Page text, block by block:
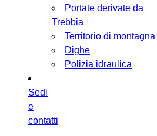
Portate derivate da
Trebbia
Territorio di montagna
Dighe
Polizia idraulica
Sedi
e
contatti